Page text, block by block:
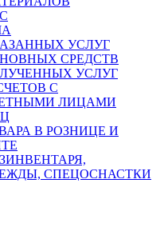
УСЛУГ
СРЕДСТВ
УСЛУГ
С
ЛИЦАМИ
В РОЗНИЦЕ И
СПЕЦОСНАСТКИ